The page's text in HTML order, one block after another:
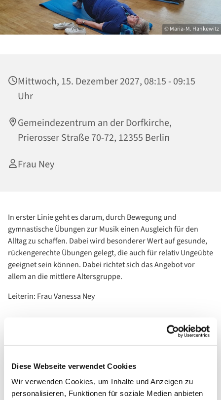
Diese Webseite verwendet Cookies
Wir verwenden Cookies, um Inhalte und Anzeigen zu
personalisieren, Funktionen für soziale Medien anbieten
© Maria-M. Hankewitz
Mittwoch, 15. Dezember 2027, 08:15 - 09:15
Uhr
Gemeindezentrum an der Dorfkirche,
Prierosser Straße 70-72, 12355 Berlin
Frau Ney
In erster Linie geht es darum, durch Bewegung und
gymnastische Übungen zur Musik einen Ausgleich für den
Alltag zu schaffen. Dabei wird besonderer Wert auf gesunde,
rückengerechte Übungen gelegt, die auch für relativ Ungeübte
geeignet sein können. Dabei richtet sich das Angebot vor
allem an die mittlere Altersgruppe.
Leiterin: Frau Vanessa Ney